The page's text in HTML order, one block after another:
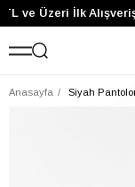
ve Üzeri İlk
Anasayfa Siyah